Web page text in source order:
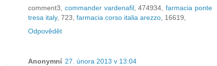
comment3, commander vardenafil, 474934,farmacia ponte
tresa italy, 723, farmacia corso italia arezzo , 16619,
Odpovědět
Anonymní 27. února 2013 v 13:04